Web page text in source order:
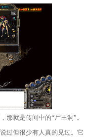
那就是传闻中的“尸王洞”。
过但很少有人真的见过。它